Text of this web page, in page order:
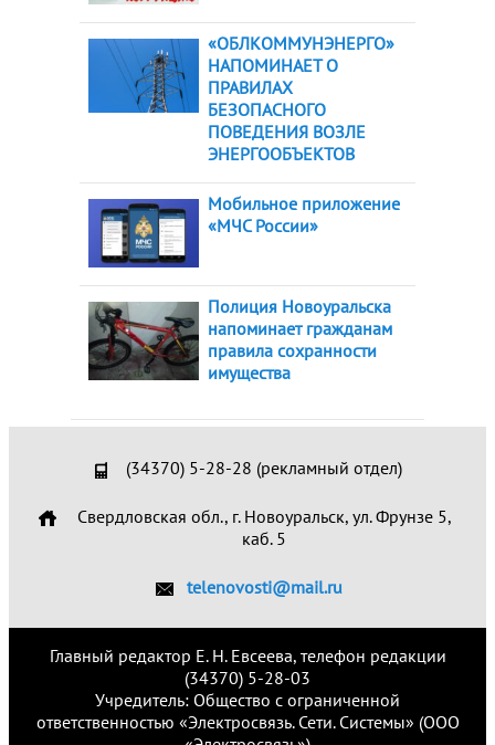
«ОБЛКОММУНЭНЕРГО»
НАПОМИНАЕТ О
ПРАВИЛАХ
БЕЗОПАСНОГО
ПОВЕДЕНИЯ ВОЗЛЕ
ЭНЕРГООБЪЕКТОВ
Мобильное приложение
«МЧС России»
Полиция Новоуральска
напоминает гражданам
правила сохранности
имущества
(34370) 5-28-28 (рекламный отдел)
Свердловская обл., г. Новоуральск, ул. Фрунзе 5,
каб. 5
telenovosti@mail.ru
Главный редактор Е. Н. Евсеева, телефон редакции
(34370) 5-28-03
Учредитель: Общество с ограниченной
ответственностью «Электросвязь. Сети. Системы» (ООО